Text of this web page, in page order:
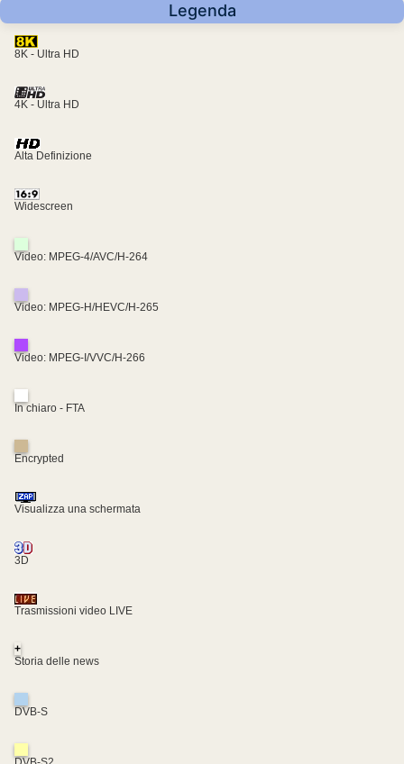
Legenda
8K - Ultra HD
4K - Ultra HD
Alta Definizione
Widescreen
Video: MPEG-4/AVC/H-264
Video: MPEG-H/HEVC/H-265
Video: MPEG-I/VVC/H-266
In chiaro - FTA
Encrypted
Visualizza una schermata
3D
Trasmissioni video LIVE
+
Storia delle news
DVB-S